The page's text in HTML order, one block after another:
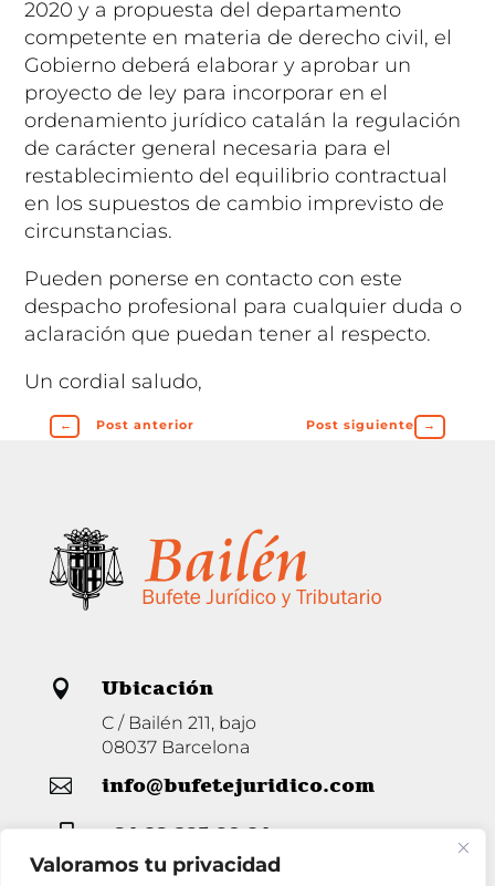
Valoramos tu privacidad
2020 y a propuesta del departamento
competente en materia de derecho civil, el
Gobierno deberá elaborar y aprobar un
proyecto de ley para incorporar en el
ordenamiento jurídico catalán la regulación
de carácter general necesaria para el
restablecimiento del equilibrio contractual
en los supuestos de cambio imprevisto de
circunstancias.
Pueden ponerse en contacto con este
despacho profesional para cualquier duda o
aclaración que puedan tener al respecto.
Un cordial saludo,
← Post anterior Post siguiente →
 Ubicación
C / Bailén 211, bajo
08037 Barcelona
 info@bufetejuridico.com
 +34 93 285 80 94